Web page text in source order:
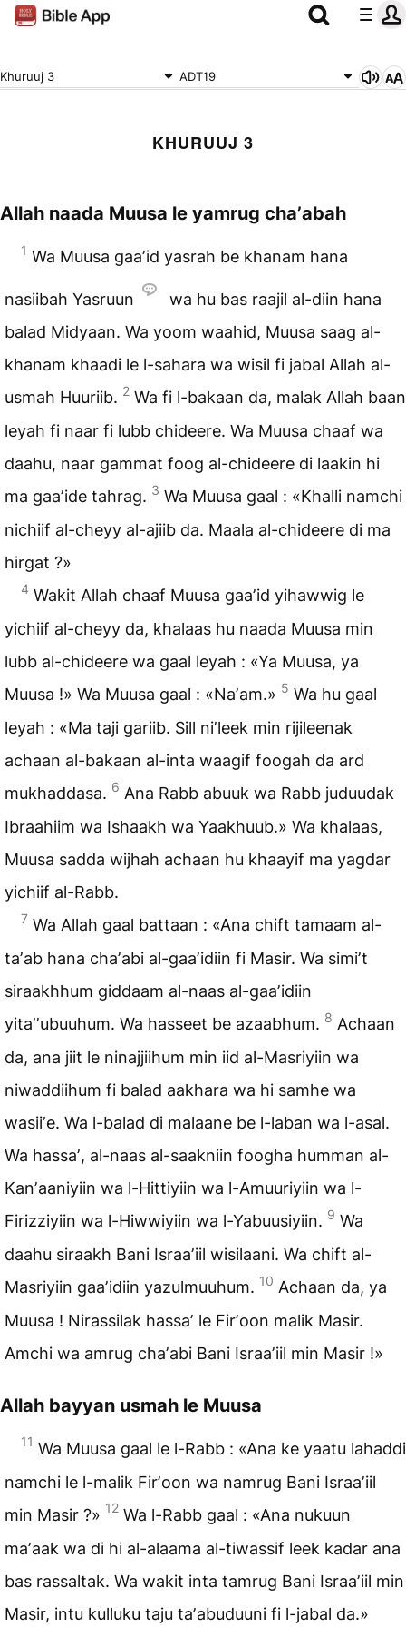
Khuruuj 3 ADT19
KHURUUJ 3
Allah naada Muusa le yamrug chaʼabah
1 Wa Muusa gaaʼid yasrah be khanam hana
nasiibah Yasruun
wa hu bas raajil al-diin hana
balad Midyaan. Wa yoom waahid, Muusa saag al-
khanam khaadi le l-sahara wa wisil fi jabal Allah al-
usmah Huuriib. 2 Wa fi l-bakaan da, malak Allah baan
leyah fi naar fi lubb chideere. Wa Muusa chaaf wa
daahu, naar gammat foog al-chideere di laakin hi
ma gaaʼide tahrag. 3 Wa Muusa gaal : «Khalli namchi
nichiif al-cheyy al-ajiib da. Maala al-chideere di ma
hirgat ?»
4 Wakit Allah chaaf Muusa gaaʼid yihawwig le
yichiif al-cheyy da, khalaas hu naada Muusa min
lubb al-chideere wa gaal leyah : «Ya Muusa, ya
Muusa !» Wa Muusa gaal : «Naʼam.» 5 Wa hu gaal
leyah : «Ma taji gariib. Sill niʼleek min rijileenak
achaan al-bakaan al-inta waagif foogah da ard
mukhaddasa. 6 Ana Rabb abuuk wa Rabb juduudak
Ibraahiim wa Ishaakh wa Yaakhuub.» Wa khalaas,
Muusa sadda wijhah achaan hu khaayif ma yagdar
yichiif al-Rabb.
7 Wa Allah gaal battaan : «Ana chift tamaam al-
taʼab hana chaʼabi al-gaaʼidiin fi Masir. Wa simiʼt
siraakhhum giddaam al-naas al-gaaʼidiin
yitaʼʼubuuhum. Wa hasseet be azaabhum. 8 Achaan
da, ana jiit le ninajjiihum min iid al-Masriyiin wa
niwaddiihum fi balad aakhara wa hi samhe wa
wasiiʼe. Wa l-balad di malaane be l-laban wa l-asal.
Wa hassaʼ, al-naas al-saakniin foogha humman al-
Kanʼaaniyiin wa l-Hittiyiin wa l-Amuuriyiin wa l-
Firizziyiin wa l-Hiwwiyiin wa l-Yabuusiyiin. 9 Wa
daahu siraakh Bani Israaʼiil wisilaani. Wa chift al-
Masriyiin gaaʼidiin yazulmuuhum. 10 Achaan da, ya
Muusa ! Nirassilak hassaʼ le Firʼoon malik Masir.
Amchi wa amrug chaʼabi Bani Israaʼiil min Masir !»
Allah bayyan usmah le Muusa
11 Wa Muusa gaal le l-Rabb : «Ana ke yaatu lahaddi
namchi le l-malik Firʼoon wa namrug Bani Israaʼiil
min Masir ?» 12 Wa l-Rabb gaal : «Ana nukuun
maʼaak wa di hi al-alaama al-tiwassif leek kadar ana
bas rassaltak. Wa wakit inta tamrug Bani Israaʼiil min
Masir, intu kulluku taju taʼabuduuni fi l-jabal da.»